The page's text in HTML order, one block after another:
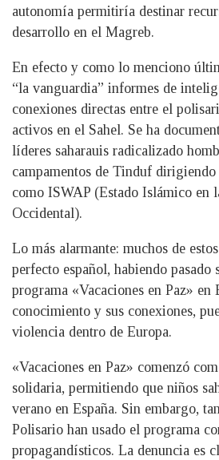
autonomía permitiría destinar
desarrollo en el Magreb.
En efecto y como lo menciono
“la vanguardia” informes de
conexiones directas entre el
activos en el Sahel. Se ha
líderes saharauis radicalizado
campamentos de Tinduf
como ISWAP (Estado Islámico en
Occidental).
Lo más alarmante: muchos de
perfecto español, habiendo pasado
programa «Vacaciones en Paz» en
conocimiento y sus conexiones,
violencia dentro de Europa.
«Vacaciones en Paz» comenzó
solidaria, permitiendo que niños
verano en España. Sin embargo,
Polisario han usado el programa
propagandísticos. La denuncia es